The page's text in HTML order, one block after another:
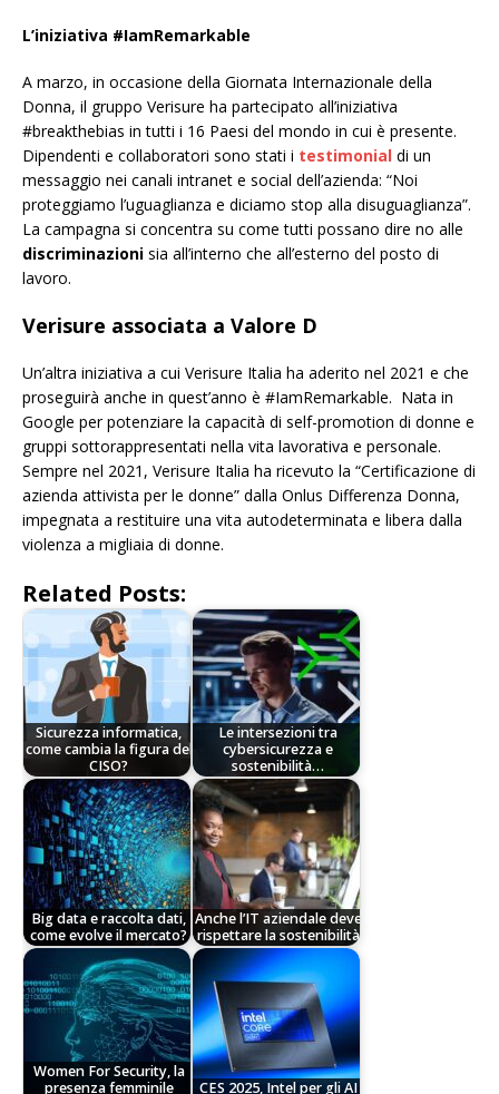
L’iniziativa #IamRemarkable
A marzo, in occasione della Giornata Internazionale della
Donna, il gruppo Verisure ha partecipato all’iniziativa
#breakthebias in tutti i 16 Paesi del mondo in cui è presente.
Dipendenti e collaboratori sono stati i testimonial di un
messaggio nei canali intranet e social dell’azienda: “Noi
proteggiamo l’uguaglianza e diciamo stop alla disuguaglianza”.
La campagna si concentra su come tutti possano dire no alle
discriminazioni sia all’interno che all’esterno del posto di
lavoro.
Verisure associata a Valore D
Un’altra iniziativa a cui Verisure Italia ha aderito nel 2021 e che
proseguirà anche in quest’anno è #IamRemarkable. Nata in
Google per potenziare la capacità di self-promotion di donne e
gruppi sottorappresentati nella vita lavorativa e personale.
Sempre nel 2021, Verisure Italia ha ricevuto la “Certificazione di
azienda attivista per le donne” dalla Onlus Differenza Donna,
impegnata a restituire una vita autodeterminata e libera dalla
violenza a migliaia di donne.
Related Posts:
Sicurezza informatica,
come cambia la figura del
CISO?
Le intersezioni tra
cybersicurezza e
sostenibilità…
Big data e raccolta dati,
come evolve il mercato?
Anche l’IT aziendale deve
rispettare la sostenibilità
Women For Security, la
presenza femminile
CES 2025, Intel per gli AI